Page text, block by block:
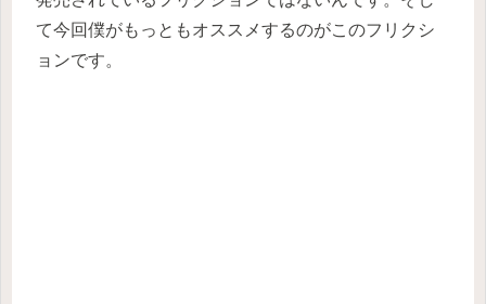
て今回僕がもっともオススメするのがこのフリクシ
ョンです。